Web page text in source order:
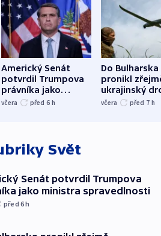
Americký Senát
potvrdil Trumpova
právníka jako
ministra
včera před 6 h
Do Bulharska
pronikl
ukrajinský
explodoval
včera před 7 h
Svět
Senát potvrdil Trumpova
jako ministra spravedlnosti
před 6h